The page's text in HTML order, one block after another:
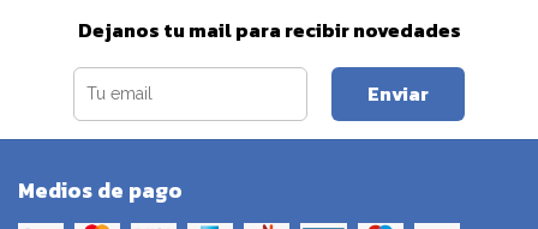
Dejanos tu mail para recibir novedades
Enviar
Medios de pago